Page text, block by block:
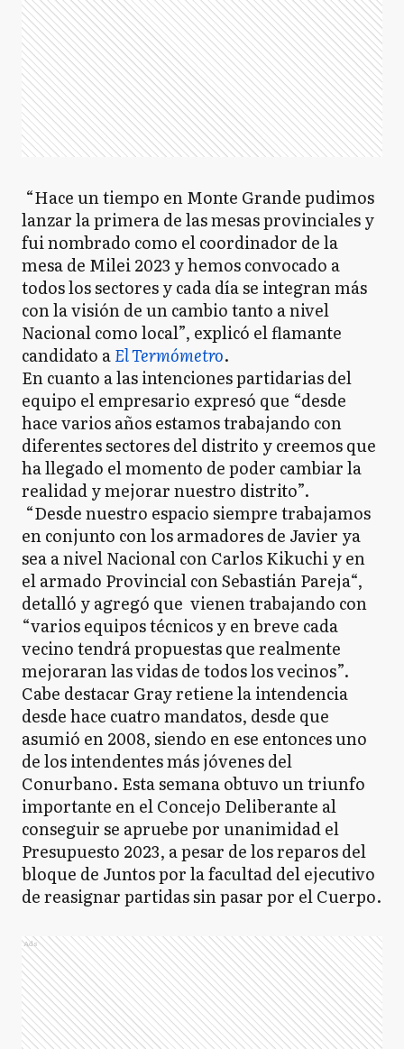
“Hace un tiempo en Monte Grande pudimos
lanzar la primera de las mesas provinciales y
fui nombrado como el coordinador de la
mesa de Milei 2023 y hemos convocado a
todos los sectores y cada día se integran más
con la visión de un cambio tanto a nivel
Nacional como local”, explicó el flamante
candidato aEl Termómetro.
En cuanto a las intenciones partidarias del
equipo el empresario expresó que “desde
hace varios años estamos trabajando con
diferentes sectores del distrito y creemos que
ha llegado el momento de poder cambiar la
realidad y mejorar nuestro distrito”.
“Desde nuestro espacio siempre trabajamos
en conjunto con los armadores de Javier ya
sea a nivel Nacional con Carlos Kikuchi y en
el armado Provincial con Sebastián Pareja“,
detalló y agregó que vienen trabajando con
“varios equipos técnicos y en breve cada
vecino tendrá propuestas que realmente
mejoraran las vidas de todos los vecinos”.
Cabe destacar Gray retiene la intendencia
desde hace cuatro mandatos, desde que
asumió en 2008, siendo en ese entonces uno
de los intendentes más jóvenes del
Conurbano. Esta semana obtuvo un triunfo
importante en el Concejo Deliberante al
conseguir se apruebe por unanimidad el
Presupuesto 2023, a pesar de los reparos del
bloque de Juntos por la facultad del ejecutivo
de reasignar partidas sin pasar por el Cuerpo.
Ads